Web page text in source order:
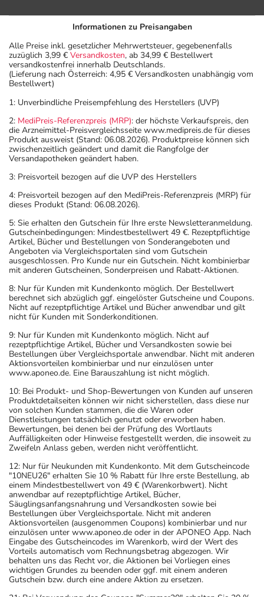
Zwangserkrankung
- bei schweren
Formen:
Erwachsene 2 Tabletten 1-mal täglich
Panikzustände,
Angststörung, bei
sozialen Kontakten
und Angststörung,
Erfahrungen -
Behandlungsbeginn:
Erwachsene 1/2 Tablette 1-mal täglich
Panikzustände,
Angststörung, bei
sozialen Kontakten
und Angststörung,
nach belastenden
Erfahrungen - bei
schweren Formen:
Erwachsene 1 Tablette 1-mal täglich
Anwendungshinweise
Die Gesamtdosis sollte nicht ohne Rücksprache mit
Art der Anwendung?
Nehmen Sie das Arzneimittel mit Flüssigkeit (z.B. 1 Glas
Wasser) ein.
Dauer der Anwendung?
Die Anwendungsdauer richtet sich nach Art der
Beschwerde und/oder Dauer der Erkrankung und wird
deshalb nur von Ihrem Arzt bestimmt.
Überdosierung?
Es kann zu einer Vielzahl von
Überdosierungserscheinungen kommen, unter anderem
zu Magen-Darm-Beschwerden, Schwindel und
Informationen zu Preisangaben
Alle Preise inkl. gesetzlicher Mehrwertsteuer, gegebenenfalls
zuzüglich 3,99 € Versandkosten, ab 34,99 € Bestellwert
versandkostenfrei innerhalb Deutschlands.
(Lieferung nach Österreich: 4,95 € Versandkosten unabhängig vom
Bestellwert)
1: Unverbindliche Preisempfehlung des Herstellers (UVP)
2: MediPreis-Referenzpreis (MRP): der höchste Verkaufspreis, den
die Arzneimittel-Preisvergleichsseite www.medipreis.de für dieses
Produkt ausweist (Stand: 06.08.2026). Produktpreise können sich
zwischenzeitlich geändert und damit die Rangfolge der
Versandapotheken geändert haben.
3: Preisvorteil bezogen auf die UVP des Herstellers
4: Preisvorteil bezogen auf den MediPreis-Referenzpreis (MRP) für
dieses Produkt (Stand: 06.08.2026).
5: Sie erhalten den Gutschein für Ihre erste Newsletteranmeldung.
Gutscheinbedingungen: Mindestbestellwert 49 €. Rezeptpflichtige
Artikel, Bücher und Bestellungen von Sonderangeboten und
Angeboten via Vergleichsportalen sind vom Gutschein
ausgeschlossen. Pro Kunde nur ein Gutschein. Nicht kombinierbar
mit anderen Gutscheinen, Sonderpreisen und Rabatt-Aktionen.
8: Nur für Kunden mit Kundenkonto möglich. Der Bestellwert
berechnet sich abzüglich ggf. eingelöster Gutscheine und Coupons.
Nicht auf rezeptpflichtige Artikel und Bücher anwendbar und gilt
nicht für Kunden mit Sonderkonditionen.
9: Nur für Kunden mit Kundenkonto möglich. Nicht auf
rezeptpflichtige Artikel, Bücher und Versandkosten sowie bei
Bestellungen über Vergleichsportale anwendbar. Nicht mit anderen
Aktionsvorteilen kombinierbar und nur einzulösen unter
www.aponeo.de. Eine Barauszahlung ist nicht möglich.
10: Bei Produkt- und Shop-Bewertungen von Kunden auf unseren
Produktdetailseiten können wir nicht sicherstellen, dass diese nur
von solchen Kunden stammen, die die Waren oder
Dienstleistungen tatsächlich genutzt oder erworben haben.
Bewertungen, bei denen bei der Prüfung des Wortlauts
Auffälligkeiten oder Hinweise festgestellt werden, die insoweit zu
Zweifeln Anlass geben, werden nicht veröffentlicht.
12: Nur für Neukunden mit Kundenkonto. Mit dem Gutscheincode
"10NEU26" erhalten Sie 10 % Rabatt für Ihre erste Bestellung, ab
einem Mindestbestellwert von 49 € (Warenkorbwert). Nicht
anwendbar auf rezeptpflichtige Artikel, Bücher,
Säuglingsanfangsnahrung und Versandkosten sowie bei
Bestellungen über Vergleichsportale. Nicht mit anderen
Aktionsvorteilen (ausgenommen Coupons) kombinierbar und nur
einzulösen unter www.aponeo.de oder in der APONEO App. Nach
Eingabe des Gutscheincodes im Warenkorb, wird der Wert des
Vorteils automatisch vom Rechnungsbetrag abgezogen. Wir
behalten uns das Recht vor, die Aktionen bei Vorliegen eines
wichtigen Grundes zu beenden oder ggf. mit einem anderen
Gutschein bzw. durch eine andere Aktion zu ersetzen.